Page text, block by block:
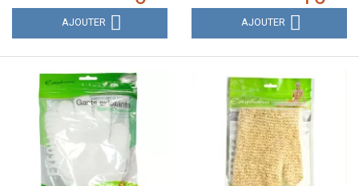
AJOUTER AJOUTER